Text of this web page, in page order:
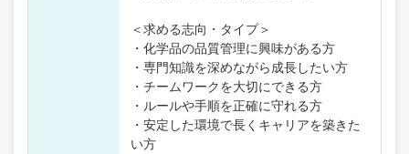
＜求める志向・タイプ＞
・化学品の品質管理に興味がある方
・専門知識を深めながら成長したい方
・チームワークを大切にできる方
・ルールや手順を正確に守れる方
・安定した環境で長くキャリアを築きた
い方